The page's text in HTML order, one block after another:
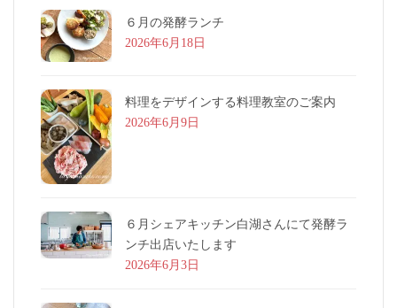
６月の発酵ランチ
2026年6月18日
料理をデザインする料理教室のご案内
2026年6月9日
６月シェアキッチン白湖さんにて発酵ラ
ンチ出店いたします
2026年6月3日